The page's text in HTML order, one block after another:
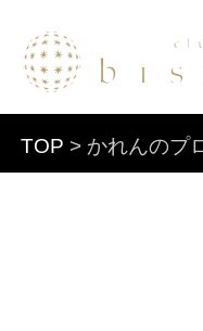
TOP > かれんのプ